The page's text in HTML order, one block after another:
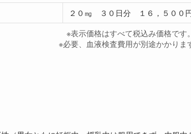
２０㎎ ３０日分 １６，５００
※表示価格はすべて税込み価格です。
※必要、血液検査費用が別途かかりま